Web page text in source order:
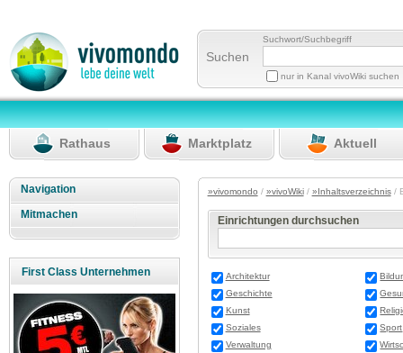
Suchen
Suchwort/Suchbegriff
nur in Kanal vivoWiki suchen
Rathaus Marktplatz Aktuell
Navigation
Mitmachen
First Class Unternehmen
»vivomondo / »vivoWiki/ »Inhaltsverzeichnis/
Einrichtungen durchsuchen
Architektur
Geschichte
Kunst
Soziales
Sport
Verwaltung